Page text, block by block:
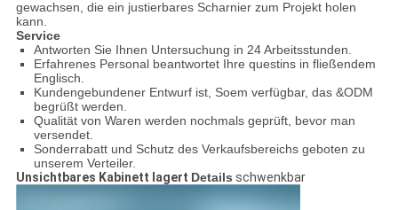
gewachsen, die ein justierbares Scharnier zum Projekt holen
kann.
Service
Antworten Sie Ihnen Untersuchung in 24 Arbeitsstunden.
Erfahrenes Personal beantwortet Ihre questins in fließendem
Englisch.
Kundengebundener Entwurf ist, Soem verfügbar, das &ODM
begrüßt werden.
Qualität von Waren werden nochmals geprüft, bevor man
versendet.
Sonderrabatt und Schutz des Verkaufsbereichs geboten zu
unserem Verteiler.
Unsichtbares Kabinett lagert Details schwenkbar